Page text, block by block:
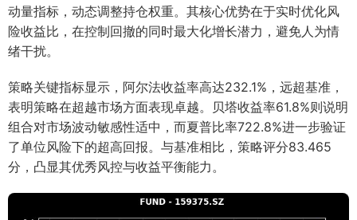
动量指标，动态调整持仓权重。其核心优势在于实时优化风
险收益比，在控制回撤的同时最大化增长潜力，避免人为情
绪干扰。
策略关键指标显示，阿尔法收益率高达232.1%，远超基准，
表明策略在超越市场方面表现卓越。贝塔收益率61.8%则说明
组合对市场波动敏感性适中，而夏普比率722.8%进一步验证
了单位风险下的超高回报。与基准相比，策略评分83.465
分，凸显其优秀风控与收益平衡能力。